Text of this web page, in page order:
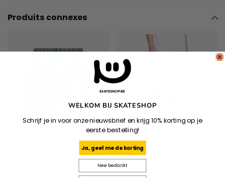
Produits connexes
958 13 inch loose denim
short - Khaki Tinted
Chillow Pleat Ew Chino
Sht 24 - Light Khaki
WELKOM BIJ SKATESHOP
Schrijf je in voor onze nieuwsbrief en krijg 10% korting op je
eerste bestelling!
Ja, geef me de korting
Nee bedankt